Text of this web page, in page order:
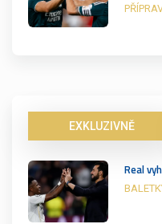
EXKLUZIVNĚ
Real